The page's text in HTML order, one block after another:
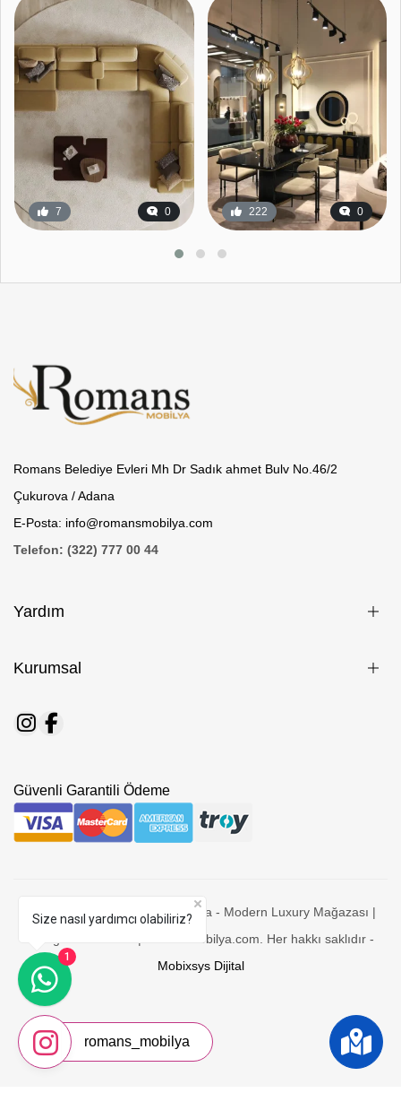
7 0 222 0
Romans Belediye Evleri Mh Dr Sadık ahmet Bulv No.46/2
Çukurova / Adana
E-Posta: info@romansmobilya.com
Telefon: (322) 777 00 44
Yardım
Kurumsal
Güvenli Garantili Ödeme
© 2026 Romans Mobilya - Adana - Modern Luxury Mağazası |
Designer Furniture | romansmobilya.com. Her hakkı saklıdır -
Mobixsys Dijital
romans_mobilya
Size nasıl yardımcı olabiliriz?
1